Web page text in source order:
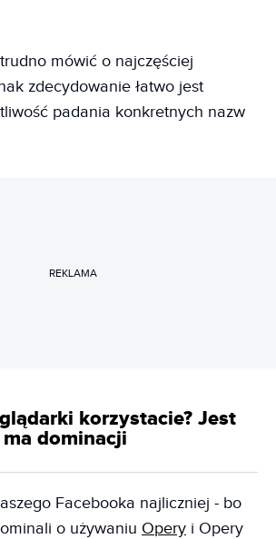
mówić o najczęściej
zdecydowanie łatwo jest
padania konkretnych nazw
REKLAMA
korzystacie? Jest
dominacji
Facebooka najliczniej - bo
o używaniu Opery i Opery